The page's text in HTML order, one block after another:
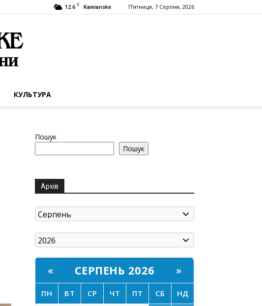
12.6 C Kamianske П’ятниця, 7 Серпня, 2026
КУЛЬТУРА
Пошук
Пошук
Архів
« СЕРПЕНЬ 2026 »
ПН ВТ СР ЧТ ПТ СБ НД